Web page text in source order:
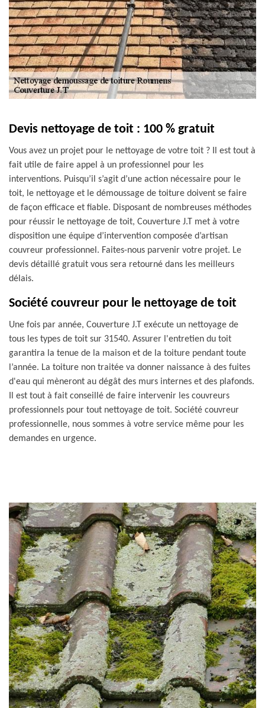
Devis nettoyage de toit : 100 % gratuit
Vous avez un projet pour le nettoyage de votre toit ? Il est tout à
fait utile de faire appel à un professionnel pour les
interventions. Puisqu’il s’agit d’une action nécessaire pour le
toit, le nettoyage et le démoussage de toiture doivent se faire
de façon efficace et fiable. Disposant de nombreuses méthodes
pour réussir le nettoyage de toit, Couverture J.T met à votre
disposition une équipe d’intervention composée d’artisan
couvreur professionnel. Faites-nous parvenir votre projet. Le
devis détaillé gratuit vous sera retourné dans les meilleurs
délais.
Société couvreur pour le nettoyage de toit
Une fois par année, Couverture J.T exécute un nettoyage de
tous les types de toit sur 31540. Assurer l'entretien du toit
garantira la tenue de la maison et de la toiture pendant toute
l’année. La toiture non traitée va donner naissance à des fuites
d'eau qui mèneront au dégât des murs internes et des plafonds.
Il est tout à fait conseillé de faire intervenir les couvreurs
professionnels pour tout nettoyage de toit. Société couvreur
professionnelle, nous sommes à votre service même pour les
demandes en urgence.